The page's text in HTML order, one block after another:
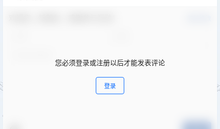
您必须登录或注册以后才能发表评论
登录